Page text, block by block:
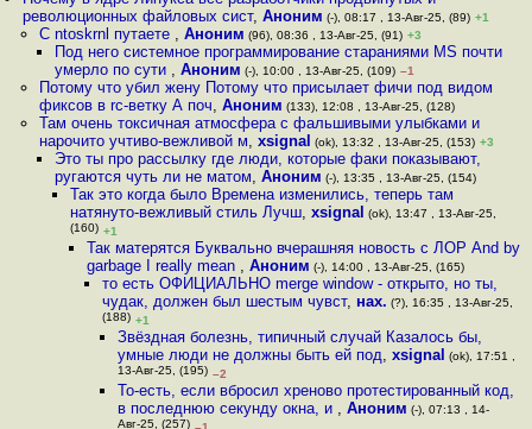
революционных файловых сист,Аноним (-), 08:17 , 13-Авг-25, (89) +1
С ntoskrnl путаете , Аноним (96), 08:36 , 13-Авг-25, (91) +3
Под него системное программирование стараниями MS почти
умерло по сути , Аноним (-), 10:00 , 13-Авг-25, (109) –1
Потому что убил жену Потому что присылает фичи под видом
фиксов в rc-ветку А поч, Аноним (133), 12:08 , 13-Авг-25, (128)
Там очень токсичная атмосфера с фальшивыми улыбками и
нарочито учтиво-вежливой м, xsignal (ok), 13:32 , 13-Авг-25, (153) +3
Это ты про рассылку где люди, которые факи показывают,
ругаются чуть ли не матом, Аноним (-), 13:35 , 13-Авг-25, (154)
Так это когда было Времена изменились, теперь там
натянуто-вежливый стиль Лучш,xsignal (ok), 13:47 , 13-Авг-25,
(160) +1
Так матерятся Буквально вчерашняя новость с ЛОР And by
garbage I really mean , Аноним (-), 14:00 , 13-Авг-25, (165)
то есть ОФИЦИАЛЬНО merge window - открыто, но ты,
чудак, должен был шестым чувст, нах. (?), 16:35 , 13-Авг-25,
(188) +1
Звёздная болезнь, типичный случай Казалось бы,
умные люди не должны быть ей под,xsignal (ok), 17:51 ,
13-Авг-25, (195) –2
То-есть, если вбросил хреново протестированный код,
в последнюю секунду окна, и ,Аноним (-), 07:13 , 14-